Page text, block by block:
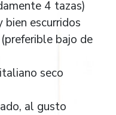
4 tazas)
escurridos
bajo de
seco
al gusto